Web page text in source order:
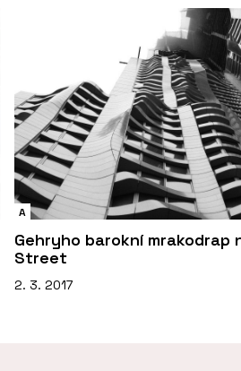
A
Gehryho barokní mrakodrap
Street
2. 3. 2017